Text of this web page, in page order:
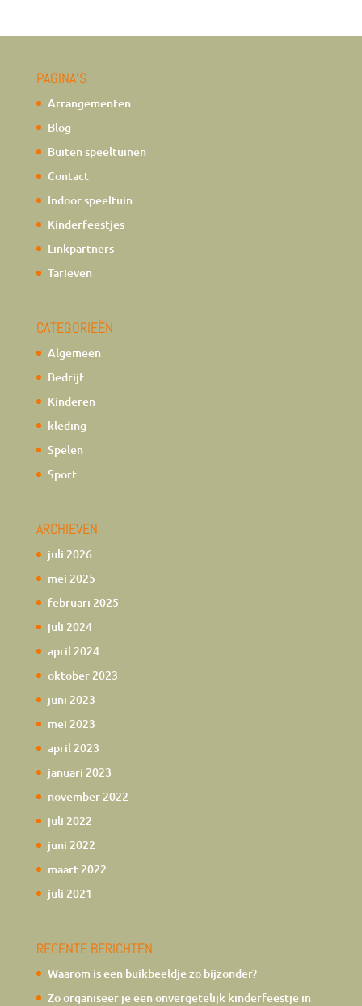
PAGINA’S
Arrangementen
Blog
Buiten speeltuinen
Contact
Indoor speeltuin
Kinderfeestjes
Linkpartners
Tarieven
CATEGORIEËN
Algemeen
Bedrijf
Kinderen
kleding
Spelen
Sport
ARCHIEVEN
juli 2026
mei 2025
februari 2025
juli 2024
april 2024
oktober 2023
juni 2023
mei 2023
april 2023
januari 2023
november 2022
juli 2022
juni 2022
maart 2022
juli 2021
RECENTE BERICHTEN
Waarom is een buikbeeldje zo bijzonder?
Zo organiseer je een onvergetelijk kinderfeestje in